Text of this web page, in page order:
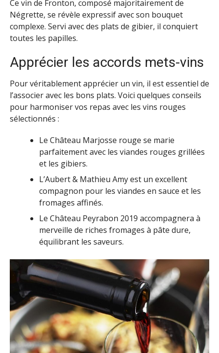
Ce vin de Fronton, composé majoritairement de
Négrette, se révèle expressif avec son bouquet
complexe. Servi avec des plats de gibier, il conquiert
toutes les papilles.
Apprécier les accords mets-vins
Pour véritablement apprécier un vin, il est essentiel de
l’associer avec les bons plats. Voici quelques conseils
pour harmoniser vos repas avec les vins rouges
sélectionnés :
Le Château Marjosse rouge se marie
parfaitement avec les viandes rouges grillées
et les gibiers.
L’Aubert & Mathieu Amy est un excellent
compagnon pour les viandes en sauce et les
fromages affinés.
Le Château Peyrabon 2019 accompagnera à
merveille de riches fromages à pâte dure,
équilibrant les saveurs.